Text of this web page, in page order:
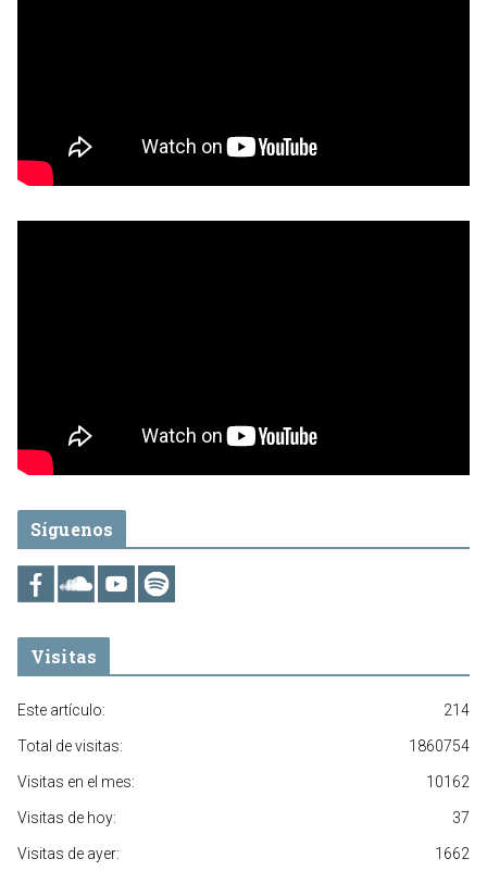
Síguenos
Visitas
214
Este artículo:
1860754
Total de visitas:
10162
Visitas en el mes:
37
Visitas de hoy:
1662
Visitas de ayer: